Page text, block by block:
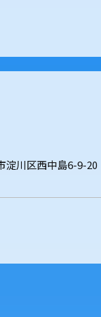
淀川区西中島6-9-20